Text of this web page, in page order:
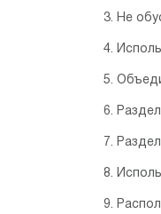
3. Не
4.
5.
6.
7.
8.
9.